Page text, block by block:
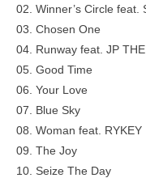
02. Winner’s Circle feat.
03. Chosen One
04. Runway feat. JP THE
05. Good Time
06. Your Love
07. Blue Sky
08. Woman feat. RYKEY
09. The Joy
10. Seize The Day